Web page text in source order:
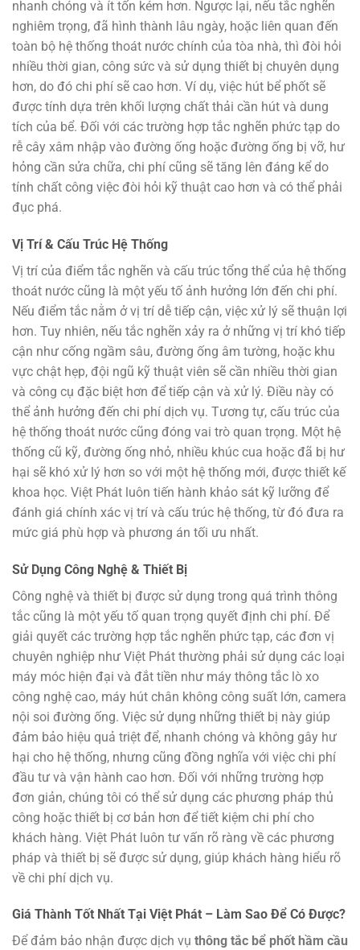
nhanh chóng và ít tốn kém hơn. Ngược lại, nếu tắc nghẽn
nghiêm trọng, đã hình thành lâu ngày, hoặc liên quan đến
toàn bộ hệ thống thoát nước chính của tòa nhà, thì đòi hỏi
nhiều thời gian, công sức và sử dụng thiết bị chuyên dụng
hơn, do đó chi phí sẽ cao hơn. Ví dụ, việc hút bể phốt sẽ
được tính dựa trên khối lượng chất thải cần hút và dung
tích của bể. Đối với các trường hợp tắc nghẽn phức tạp do
rễ cây xâm nhập vào đường ống hoặc đường ống bị vỡ, hư
hỏng cần sửa chữa, chi phí cũng sẽ tăng lên đáng kể do
tính chất công việc đòi hỏi kỹ thuật cao hơn và có thể phải
đục phá.
Vị Trí & Cấu Trúc Hệ Thống
Vị trí của điểm tắc nghẽn và cấu trúc tổng thể của hệ thống
thoát nước cũng là một yếu tố ảnh hưởng lớn đến chi phí.
Nếu điểm tắc nằm ở vị trí dễ tiếp cận, việc xử lý sẽ thuận lợi
hơn. Tuy nhiên, nếu tắc nghẽn xảy ra ở những vị trí khó tiếp
cận như cống ngầm sâu, đường ống âm tường, hoặc khu
vực chật hẹp, đội ngũ kỹ thuật viên sẽ cần nhiều thời gian
và công cụ đặc biệt hơn để tiếp cận và xử lý. Điều này có
thể ảnh hưởng đến chi phí dịch vụ. Tương tự, cấu trúc của
hệ thống thoát nước cũng đóng vai trò quan trọng. Một hệ
thống cũ kỹ, đường ống nhỏ, nhiều khúc cua hoặc đã bị hư
hại sẽ khó xử lý hơn so với một hệ thống mới, được thiết kế
khoa học. Việt Phát luôn tiến hành khảo sát kỹ lưỡng để
đánh giá chính xác vị trí và cấu trúc hệ thống, từ đó đưa ra
mức giá phù hợp và phương án tối ưu nhất.
Sử Dụng Công Nghệ & Thiết Bị
Công nghệ và thiết bị được sử dụng trong quá trình thông
tắc cũng là một yếu tố quan trọng quyết định chi phí. Để
giải quyết các trường hợp tắc nghẽn phức tạp, các đơn vị
chuyên nghiệp như Việt Phát thường phải sử dụng các loại
máy móc hiện đại và đắt tiền như máy thông tắc lò xo
công nghệ cao, máy hút chân không công suất lớn, camera
nội soi đường ống. Việc sử dụng những thiết bị này giúp
đảm bảo hiệu quả triệt để, nhanh chóng và không gây hư
hại cho hệ thống, nhưng cũng đồng nghĩa với việc chi phí
đầu tư và vận hành cao hơn. Đối với những trường hợp
đơn giản, chúng tôi có thể sử dụng các phương pháp thủ
công hoặc thiết bị cơ bản hơn để tiết kiệm chi phí cho
khách hàng. Việt Phát luôn tư vấn rõ ràng về các phương
pháp và thiết bị sẽ được sử dụng, giúp khách hàng hiểu rõ
về chi phí dịch vụ.
Giá Thành Tốt Nhất Tại Việt Phát – Làm Sao Để Có Được?
Để đảm bảo nhận được dịch vụ thông tắc bể phốt hầm cầu